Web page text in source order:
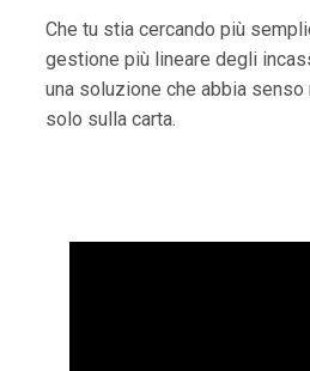
Che tu stia cercando più
gestione più lineare degli
una soluzione che abbia senso
solo sulla carta.